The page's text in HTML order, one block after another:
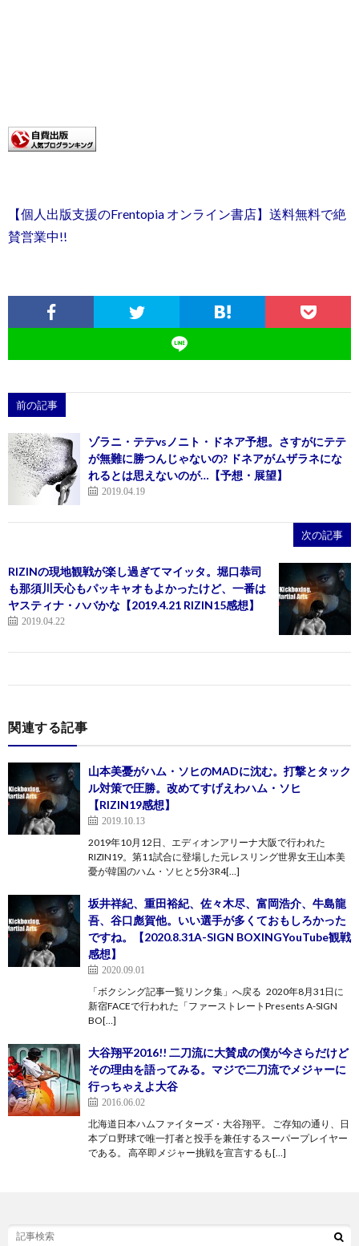
【個人出版支援のFrentopia オンライン書店】送料無料で絶
賛営業中!!
前の記事
ゾラニ・テテvsノニト・ドネア予想。さすがにテテ
が無難に勝つんじゃないの? ドネアがムザラネにな
れるとは思えないのが…【予想・展望】
2019.04.19
次の記事
RIZINの現地観戦が楽し過ぎてマイッタ。堀口恭司
も那須川天心もパッキャオもよかったけど、一番は
ヤスティナ・ハバかな【2019.4.21 RIZIN15感想】
2019.04.22
関連する記事
山本美憂がハム・ソヒのMADに沈む。打撃とタック
ル対策で圧勝。改めてすげえわハム・ソヒ
【RIZIN19感想】
2019.10.13
2019年10月12日、エディオンアリーナ大阪で行われた
RIZIN19。第11試合に登場した元レスリング世界女王山本美
憂が韓国のハム・ソヒと5分3R4[…]
坂井祥紀、重田裕紀、佐々木尽、富岡浩介、牛島龍
吾、谷口彪賀他。いい選手が多くておもしろかった
ですね。【2020.8.31A-SIGN BOXINGYouTube観戦
感想】
2020.09.01
「ボクシング記事一覧リンク集」へ戻る 2020年8月31日に
新宿FACEで行われた「ファーストレートPresents A-SIGN
BO[…]
大谷翔平2016!! 二刀流に大賛成の僕が今さらだけど
その理由を語ってみる。マジで二刀流でメジャーに
行っちゃえよ大谷
2016.06.02
北海道日本ハムファイターズ・大谷翔平。 ご存知の通り、日
本プロ野球で唯一打者と投手を兼任するスーパープレイヤー
である。 高卒即メジャー挑戦を宣言するも[…]